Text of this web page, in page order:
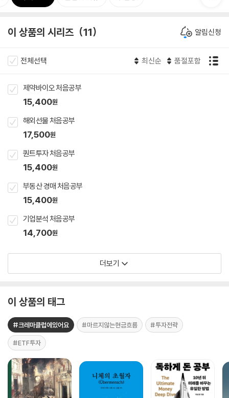
이 상품의 시리즈 11 알림신청
전체선택 최신순 품절포함
제약바이오 처음공부
15,400원
해외선물 처음공부
17,500원
퀀트투자 처음공부
15,400원
부동산 경매 처음공부
15,400원
기업분석 처음공부
14,700원
더보기
이 상품의 태그
#크레마클럽에있어요 #마르지않는현금흐름 #투자전략
#ETF투자